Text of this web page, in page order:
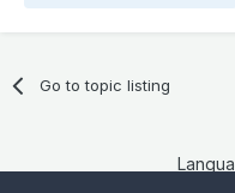
Go to topic listing